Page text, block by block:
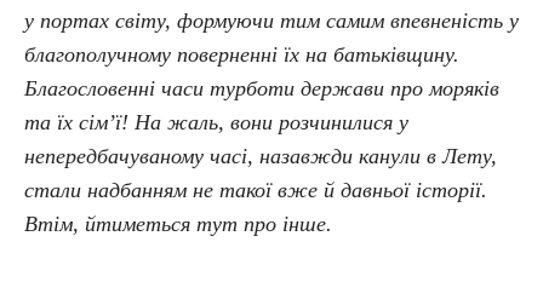
у портах світу, формуючи тим самим впевненість у
благополучному поверненні їх на батьківщину.
Благословенні часи турботи держави про моряків
та їх сім’ї! На жаль, вони розчинилися у
непередбачуваному часі, назавжди канули в Лету,
стали надбанням не такої вже й давньої історії.
Втім, йтиметься тут про інше.